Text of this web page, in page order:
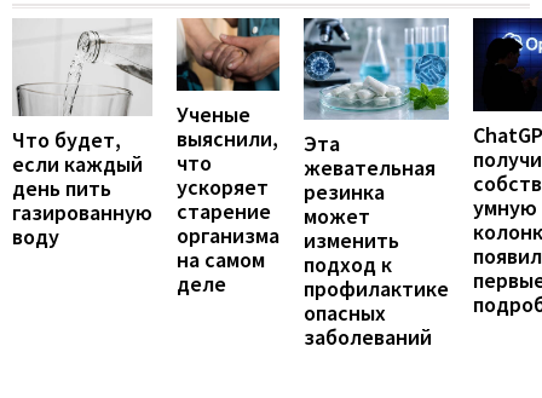
Что будет,
если каждый
день пить
газированную
воду
Ученые
выяснили,
что
ускоряет
старение
организма
на самом
деле
Эта
жевательная
резинка
может
изменить
подход к
профилактике
опасных
заболеваний
умную